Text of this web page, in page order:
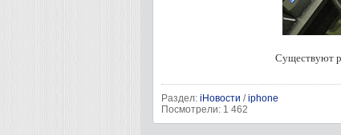
Существуют
Раздел: iНовости /iphone
Посмотрели: 1 462